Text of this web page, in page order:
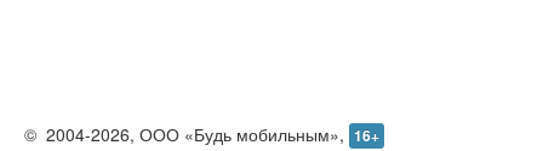
© 2004-2026, ООО «Будь мобильным», 16+